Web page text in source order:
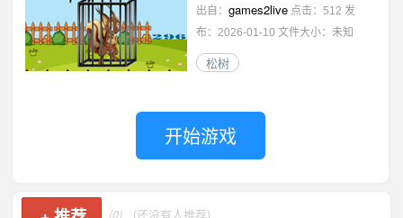
出自： games2live 点击：512 发
布：2026-01-10 文件大小：未知
松树
开始游戏
(0) (还没有人推荐)